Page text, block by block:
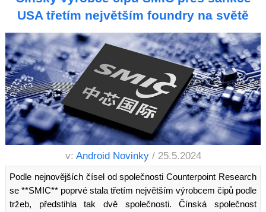
USA třetím největším foundry na světě
v: Android Novinky / 25.5.2024
Podle nejnovějších čísel od společnosti Counterpoint Research
se **SMIC** poprvé stala třetím největším výrobcem čipů podle
tržeb, předstihla tak dvě společnosti. Čínská společnost